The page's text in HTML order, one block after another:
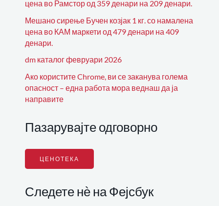
цена во Рамстор од 359 денари на 209 денари.
Мешано сирење Бучен козјак 1 кг. со намалена
цена во КАМ маркети од 479 денари на 409
денари.
dm каталог февруари 2026
Ако користите Chrome, ви се заканува голема
опасност – една работа мора веднаш да ја
направите
Пазарувајте одговорно
ЦЕНОТЕКА
Следете нѐ на Фејсбук